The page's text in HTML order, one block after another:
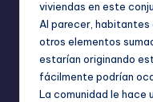
viviendas en este
Al parecer, habitantes
otros elementos
estarían originando
fácilmente podrían
La comunidad le hace